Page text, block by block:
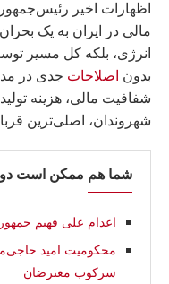
اظهارات اخیر
مالی در ایران به یک
انرژی، بلکه کل مسیر
بدون اصلاحات جدی در
شفافیت مالی، هزینه
شهروندان، اصلی‌ترین
شما هم ممکن است
اعدام علی فهیم جمهوری اسلامی
محکومیت امید
سرکوب معترضان